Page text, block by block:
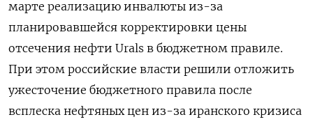
марте ‌реализацию инвалюты из-за
планировавшейся корректировки цены
отсечения нефти Urals в бюджетном правиле.
При этом российские власти ​решили отложить
ужесточение бюджетного правила после
всплеска нефтяных цен из-за иранского кризиса